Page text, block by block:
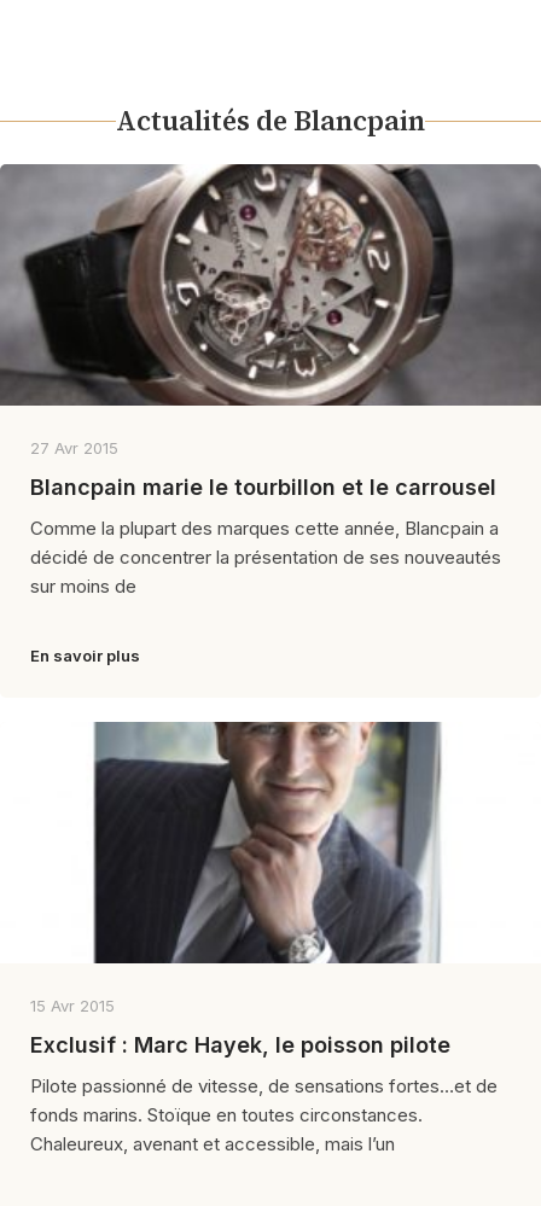
Actualités de Blancpain
27 Avr 2015
Blancpain marie le tourbillon et le carrousel
Comme la plupart des marques cette année, Blancpain a
décidé de concentrer la présentation de ses nouveautés
sur moins de
En savoir plus
15 Avr 2015
Exclusif : Marc Hayek, le poisson pilote
Pilote passionné de vitesse, de sensations fortes…et de
fonds marins. Stoïque en toutes circonstances.
Chaleureux, avenant et accessible, mais l’un